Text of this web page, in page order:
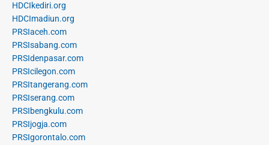
HDCIkediri.org
HDCImadiun.org
PRSIaceh.com
PRSIsabang.com
PRSIdenpasar.com
PRSIcilegon.com
PRSItangerang.com
PRSIserang.com
PRSIbengkulu.com
PRSIjogja.com
PRSIgorontalo.com